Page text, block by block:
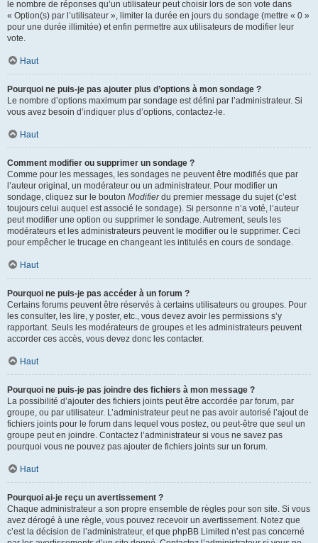
le nombre de réponses qu’un utilisateur peut choisir lors de son vote dans
« Option(s) par l’utilisateur », limiter la durée en jours du sondage (mettre « 0 »
pour une durée illimitée) et enfin permettre aux utilisateurs de modifier leur
vote.
Haut
Pourquoi ne puis-je pas ajouter plus d’options à mon sondage ?
Le nombre d’options maximum par sondage est défini par l’administrateur. Si
vous avez besoin d’indiquer plus d’options, contactez-le.
Haut
Comment modifier ou supprimer un sondage ?
Comme pour les messages, les sondages ne peuvent être modifiés que par
l’auteur original, un modérateur ou un administrateur. Pour modifier un
sondage, cliquez sur le bouton Modifierdu premier message du sujet (c’est
toujours celui auquel est associé le sondage). Si personne n’a voté, l’auteur
peut modifier une option ou supprimer le sondage. Autrement, seuls les
modérateurs et les administrateurs peuvent le modifier ou le supprimer. Ceci
pour empêcher le trucage en changeant les intitulés en cours de sondage.
Haut
Pourquoi ne puis-je pas accéder à un forum ?
Certains forums peuvent être réservés à certains utilisateurs ou groupes. Pour
les consulter, les lire, y poster, etc., vous devez avoir les permissions s’y
rapportant. Seuls les modérateurs de groupes et les administrateurs peuvent
accorder ces accès, vous devez donc les contacter.
Haut
Pourquoi ne puis-je pas joindre des fichiers à mon message ?
La possibilité d’ajouter des fichiers joints peut être accordée par forum, par
groupe, ou par utilisateur. L’administrateur peut ne pas avoir autorisé l’ajout de
fichiers joints pour le forum dans lequel vous postez, ou peut-être que seul un
groupe peut en joindre. Contactez l’administrateur si vous ne savez pas
pourquoi vous ne pouvez pas ajouter de fichiers joints sur un forum.
Haut
Pourquoi ai-je reçu un avertissement ?
Chaque administrateur a son propre ensemble de règles pour son site. Si vous
avez dérogé à une règle, vous pouvez recevoir un avertissement. Notez que
c’est la décision de l’administrateur, et que phpBB Limited n’est pas concerné